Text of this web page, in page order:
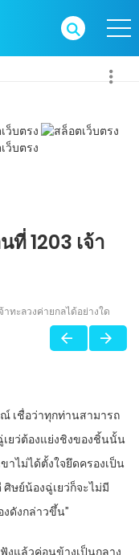
1203 เจ้า
าทะลวงค่ายกลได้อย่างใด
เชื่อว่าทุกท่านสามารถ
ยว่ต้องแย่งชิงของชิ้นนั้น
าไม่ได้ตั้งใจยึดครองเป็น
ษย์น้องฉู่เยว่ก็จะไม่มี
งดังกล่าวขึ้น”